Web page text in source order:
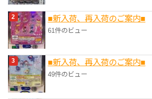
■新入荷、再入荷のご案内■
61件のビュー
■新入荷、再入荷のご案内■
49件のビュー